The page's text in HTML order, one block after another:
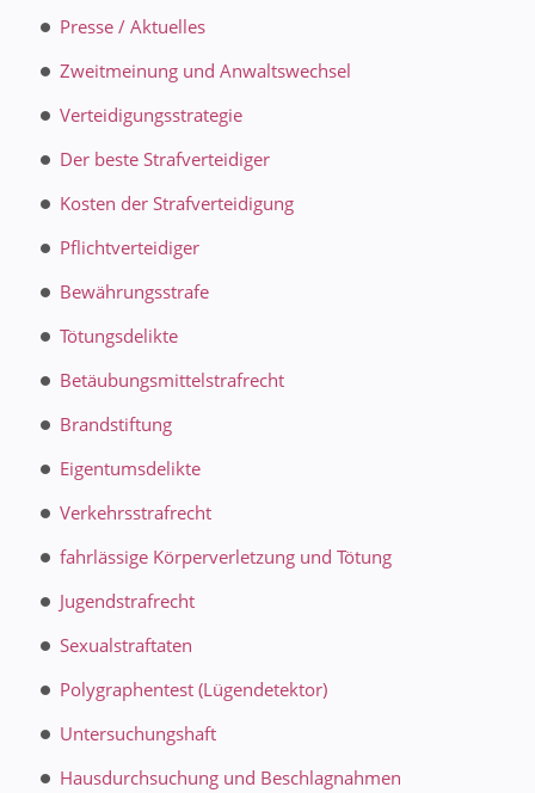
Presse / Aktuelles
Zweitmeinung und Anwaltswechsel
Verteidigungsstrategie
Der beste Strafverteidiger
Kosten der Strafverteidigung
Pflichtverteidiger
Bewährungsstrafe
Tötungsdelikte
Betäubungsmittelstrafrecht
Brandstiftung
Eigentumsdelikte
Verkehrsstrafrecht
fahrlässige Körperverletzung und Tötung
Jugendstrafrecht
Sexualstraftaten
Polygraphentest (Lügendetektor)
Untersuchungshaft
Hausdurchsuchung und Beschlagnahmen